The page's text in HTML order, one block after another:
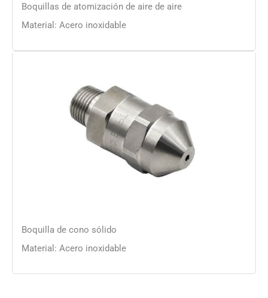
Boquillas de atomización de aire de aire
Material: Acero inoxidable
Boquilla de cono sólido
Material: Acero inoxidable